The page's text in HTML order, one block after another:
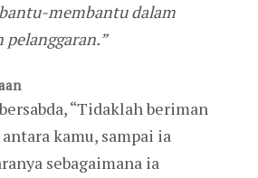
membantu dalam
pelanggaran.”
“Tidaklah beriman
kamu, sampai ia
sebagaimana ia